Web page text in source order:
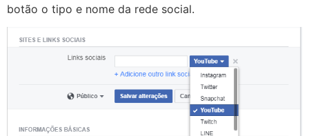
botão o tipo e nome da rede social.